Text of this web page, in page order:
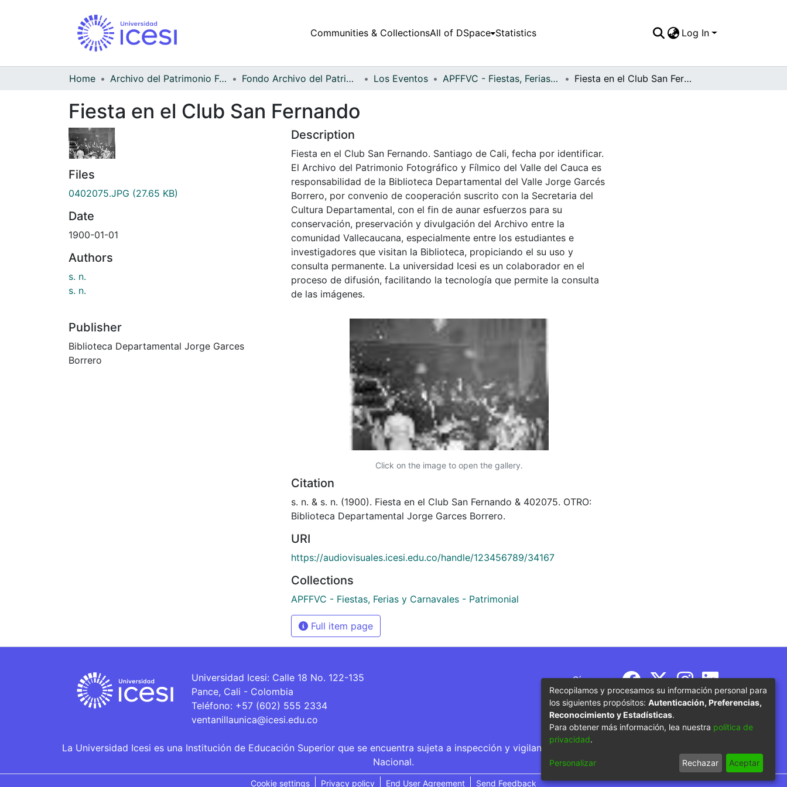
Communities & CollectionsAll of DSpace Statistics Log In
Home Archivo del Patrimonio Fotográfico y Fílmico del Valle del Cauca Fondo Archivo del Patrimonio Fotográfico y Fílmico del Valle del Cauca Los Eventos APFFVC - Fiestas, Ferias y Carnavales - Patrimonial Fiesta en el Club San Fernando
Fiesta en el Club San Fernando
Files
0402075.JPG (27.65 KB)
Date
1900-01-01
Authors
s. n.
s. n.
Publisher
Biblioteca Departamental Jorge Garces
Borrero
Description
Fiesta en el Club San Fernando. Santiago de Cali, fecha por identificar.
El Archivo del Patrimonio Fotográfico y Fílmico del Valle del Cauca es
responsabilidad de la Biblioteca Departamental del Valle Jorge Garcés
Borrero, por convenio de cooperación suscrito con la Secretaria del
Cultura Departamental, con el fin de aunar esfuerzos para su
conservación, preservación y divulgación del Archivo entre la
comunidad Vallecaucana, especialmente entre los estudiantes e
investigadores que visitan la Biblioteca, propiciando el su uso y
consulta permanente. La universidad Icesi es un colaborador en el
proceso de difusión, facilitando la tecnología que permite la consulta
de las imágenes.
Click on the image to open the gallery.
Citation
s. n. & s. n. (1900). Fiesta en el Club San Fernando & 402075. OTRO:
Biblioteca Departamental Jorge Garces Borrero.
URI
https://audiovisuales.icesi.edu.co/handle/123456789/34167
Collections
APFFVC - Fiestas, Ferias y Carnavales - Patrimonial
Full item page
Universidad Icesi: Calle 18 No. 122-135
Pance, Cali - Colombia
Teléfono: +57 (602) 555 2334
ventanillaunica@icesi.edu.co
Síguenos
La Universidad Icesi es una Institución de Educación Superior que se encuentra sujeta a inspección y vigilancia por parte del Ministerio de Educación
Nacional.
Cookie settings Privacy policy End User Agreement Send Feedback
Recopilamos y procesamos su información personal para
los siguientes propósitos: Autenticación, Preferencias,
Reconocimiento y Estadísticas.
Para obtener más información, lea nuestra política de
privacidad.
Personalizar Rechazar Aceptar